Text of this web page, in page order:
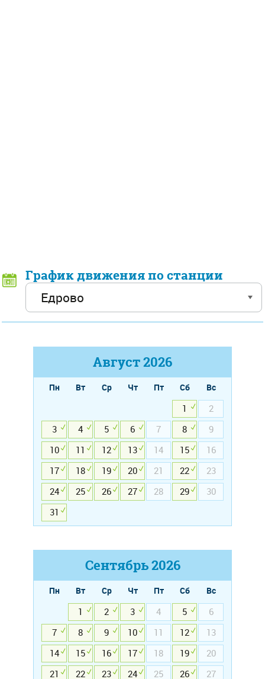
График движения по станции
Август2026
Пн Вт Ср Чт Пт Сб
Вс
1
2
3
4 5 6 7 8
9
10
11 12 13 14 15
16
17
18 19 20 21 22
23
24
25 26 27 28 29
30
31
Сентябрь2026
Пн Вт Ср Чт Пт Сб
Вс
1
2 3 4 5
6
7
8 9 10 11 12
13
14
15 16 17 18 19
20
21
22 23 24 25 26
27